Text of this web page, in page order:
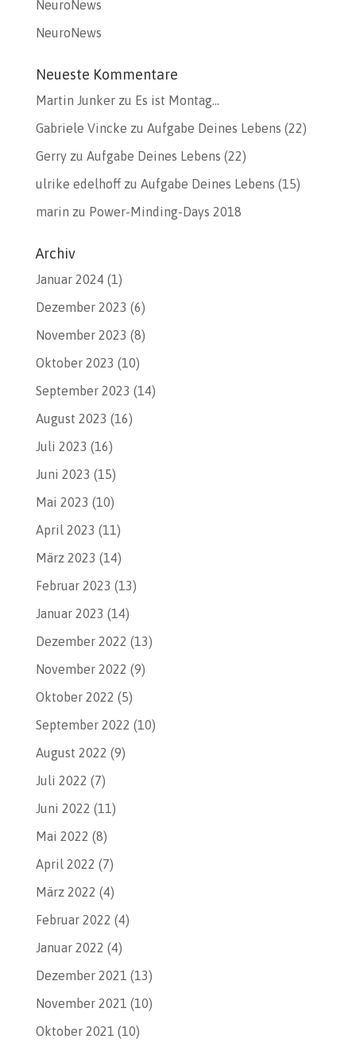
NeuroNews
NeuroNews
Neueste Kommentare
Martin Junkerzu Es ist Montag…
Gabriele Vincke zu Aufgabe Deines Lebens (22)
Gerryzu Aufgabe Deines Lebens (22)
ulrike edelhoffzu Aufgabe Deines Lebens (15)
marin zu Power-Minding-Days 2018
Archiv
Januar 2024(1)
Dezember 2023 (6)
November 2023 (8)
Oktober 2023 (10)
September 2023 (14)
August 2023 (16)
Juli 2023 (16)
Juni 2023 (15)
Mai 2023 (10)
April 2023 (11)
März 2023 (14)
Februar 2023 (13)
Januar 2023 (14)
Dezember 2022 (13)
November 2022 (9)
Oktober 2022 (5)
September 2022 (10)
August 2022 (9)
Juli 2022 (7)
Juni 2022 (11)
Mai 2022 (8)
April 2022 (7)
März 2022 (4)
Februar 2022 (4)
Januar 2022 (4)
Dezember 2021 (13)
November 2021 (10)
Oktober 2021 (10)